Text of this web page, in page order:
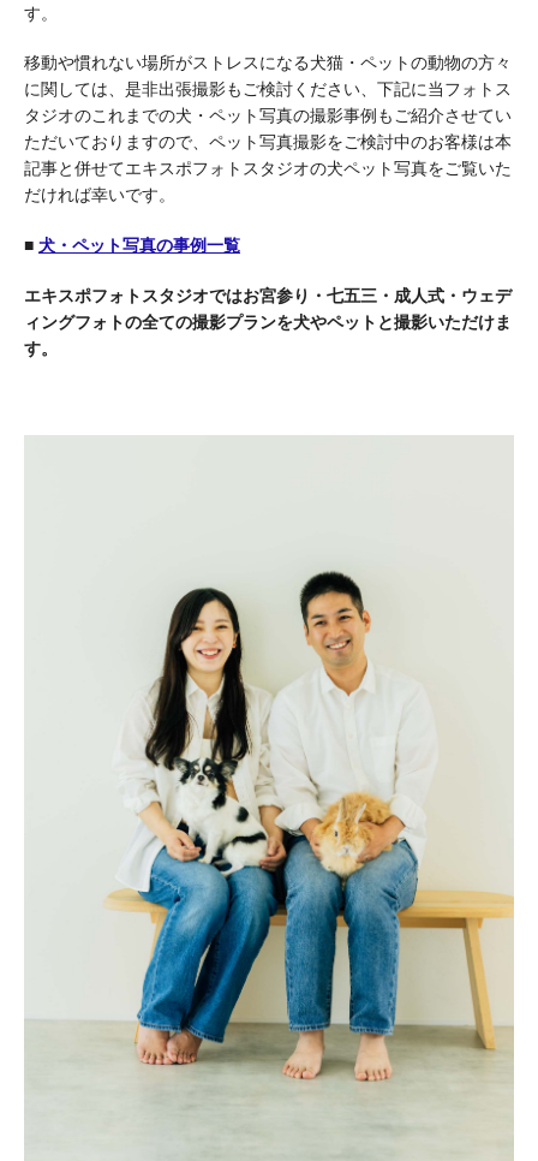
す。
移動や慣れない場所がストレスになる犬猫・ペットの動物の方々
に関しては、是非出張撮影もご検討ください、下記に当フォトス
タジオのこれまでの犬・ペット写真の撮影事例もご紹介させてい
ただいておりますので、ペット写真撮影をご検討中のお客様は本
記事と併せてエキスポフォトスタジオの犬ペット写真をご覧いた
だければ幸いです。
■ 犬・ペット写真の事例一覧
エキスポフォトスタジオではお宮参り・七五三・成人式・ウェデ
ィングフォトの全ての撮影プランを犬やペットと撮影いただけま
す。